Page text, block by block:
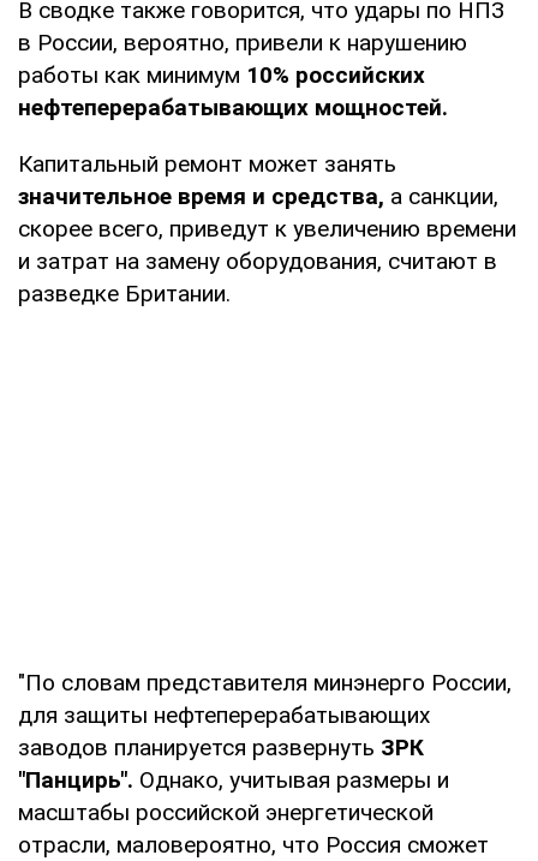
В сводке также говорится, что удары по НПЗ
в России, вероятно, привели к нарушению
работы как минимум 10% российских
нефтеперерабатывающих мощностей.
Капитальный ремонт может занять
значительное время и средства, а санкции,
скорее всего, приведут к увеличению времени
и затрат на замену оборудования, считают в
разведке Британии.
"По словам представителя минэнерго России,
для защиты нефтеперерабатывающих
заводов планируется развернуть ЗРК
"Панцирь". Однако, учитывая размеры и
масштабы российской энергетической
отрасли, маловероятно, что Россия сможет